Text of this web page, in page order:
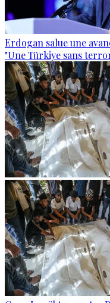
Erdogan salue une
"Une Türkiye sans